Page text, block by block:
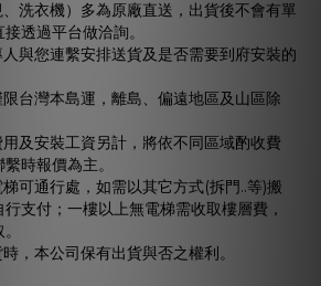
洗衣機）多為原廠直送，出貨後不會有單
透過平台做洽詢。
與您連繫安排送貨及是否需要到府安裝的
台灣本島運，離島、偏遠地區及山區除
及安裝工資另計，將依不同區域酌收費
時報價為主。
可通行處，如需以其它方式(拆門..等)搬
支付；一樓以上無電梯需收取樓層費，
，本公司保有出貨與否之權利。